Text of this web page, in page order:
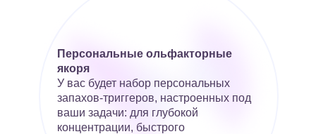
Персональные ольфакторные
якоря
У вас будет набор персональных
запахов-триггеров, настроенных под
ваши задачи: для глубокой
концентрации, быстрого